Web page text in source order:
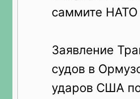
саммите
Заявление
судов в
ударов США